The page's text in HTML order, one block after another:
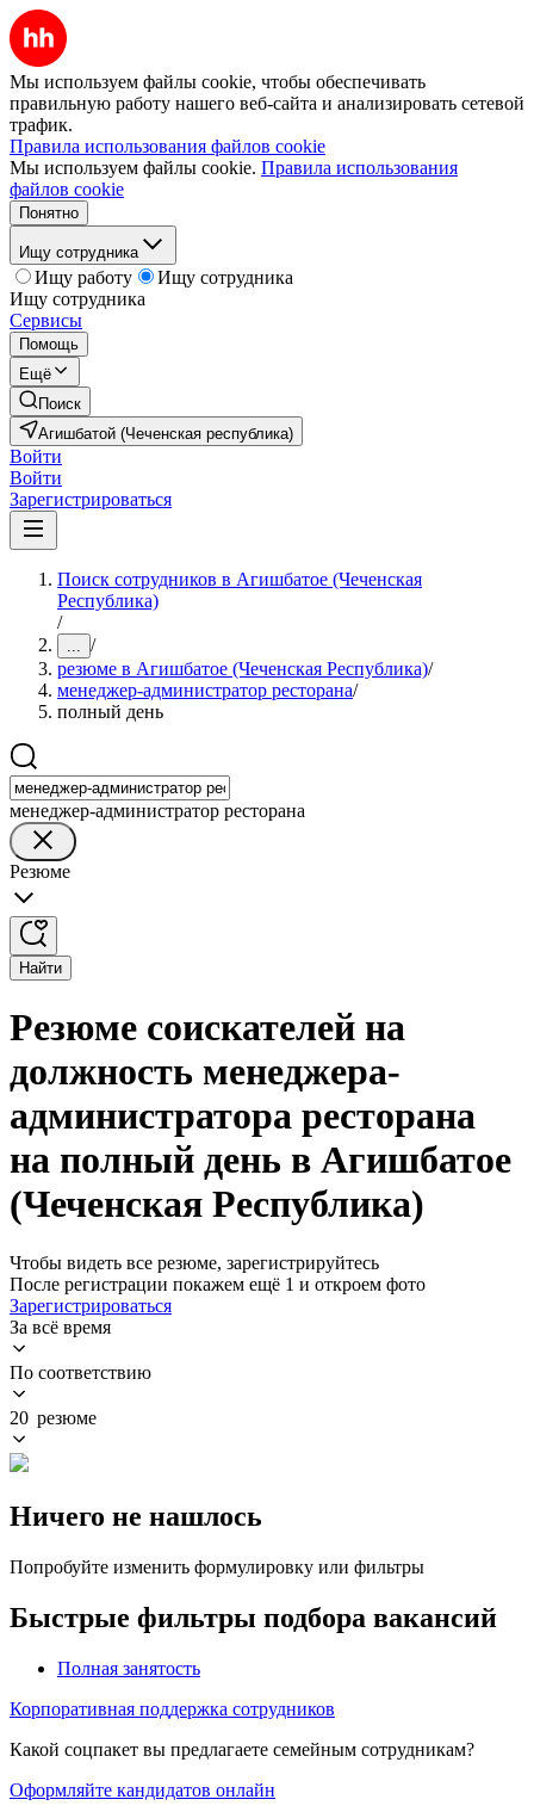
Мы используем файлы cookie, чтобы обеспечивать
правильную работу нашего веб-сайта и анализировать сетевой
трафик.
Правила использования файлов cookie
Мы используем файлы cookie. Правила использования
файлов cookie
Понятно
Ищу сотрудника
Ищу работу
Ищу сотрудника
Ищу сотрудника
Сервисы
Помощь
Ещё
Поиск
Агишбатой (Чеченская республика)
Войти
Войти
Зарегистрироваться
Поиск сотрудников в Агишбатое (Чеченская
Республика)
/
... /
резюме в Агишбатое (Чеченская Республика)/
менеджер-администратор ресторана/
полный день
менеджер-администратор ресторана
Резюме
Найти
Резюме соискателей на
должность менеджера-
администратора ресторана
на полный день в Агишбатое
(Чеченская Республика)
Чтобы видеть все резюме, зарегистрируйтесь
После регистрации покажем ещё 1 и откроем фото
Зарегистрироваться
За всё время
По соответствию
20 резюме
Ничего не нашлось
Попробуйте изменить формулировку или фильтры
Быстрые фильтры подбора вакансий
Полная занятость
Корпоративная поддержка сотрудников
Какой соцпакет вы предлагаете семейным сотрудникам?
Оформляйте кандидатов онлайн